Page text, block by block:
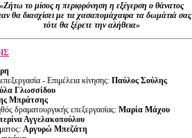
«Ζήτω το μίσος η περιφρόνηση η εξέγερση ο θάνατος
θα διασχίσει με τα χασαπομάχαιρα τα δωμάτιά σας
τότε θα ξέρετε την αλήθεια»
- Επιμέλεια κίνησης: Παύλος Σούλης
Γλωσσίδου
Μπράτσης
δραματουργικής επεξεργασίας: Μαρία Μάχου
Αγγελακοπούλου
Αργυρώ Μπεζάτη